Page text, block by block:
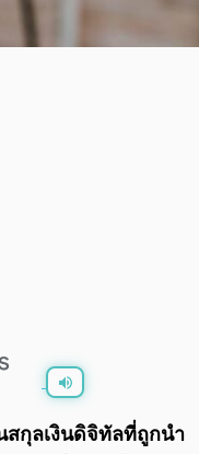
0:00 / 0:00
สกุลเงินดิจิทัลที่ถูกนำ